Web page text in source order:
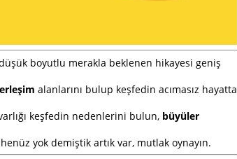
boyutlu merakla beklenen hikayesi geniş
alanlarını bulup keşfedin acımasız hayatta
keşfedin nedenlerini bulun, büyüler
henüz yok demiştik artık var, mutlak oynayın.